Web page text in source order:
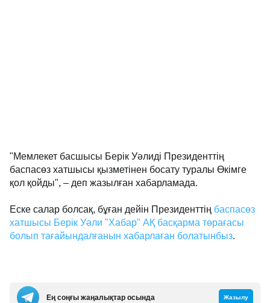
"Мемлекет басшысы Берік Уәлиді Президенттің
баспасөз хатшысы қызметінен босату туралы Өкімге
қол қойды", – деп жазылған хабарламада.
Еске салар болсақ, бұған дейін Президенттің баспасөз
хатшысы Берік Уәли "Хабар" АҚ басқарма төрағасы
болып тағайындалғанын хабарлаған болатынбыз.
Ең соңғы жаңалықтар осында Жазылу